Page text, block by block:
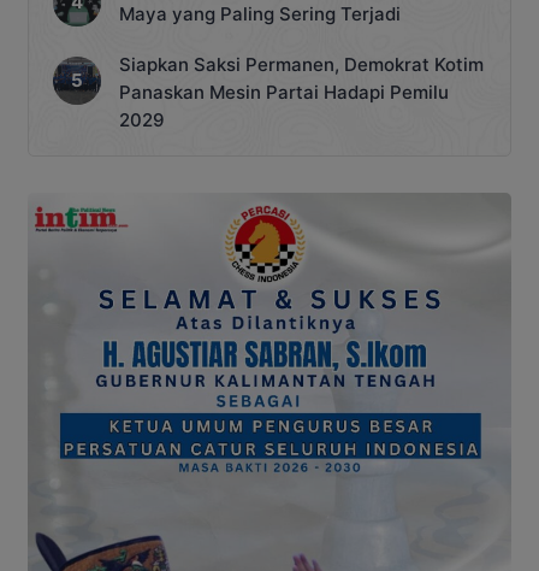
Maya yang Paling Sering Terjadi
Siapkan Saksi Permanen, Demokrat Kotim
Panaskan Mesin Partai Hadapi Pemilu
2029